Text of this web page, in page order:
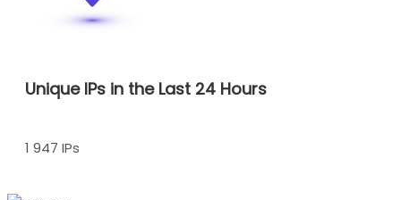
Unique IPs in the Last 24 Hours
1 947 IPs